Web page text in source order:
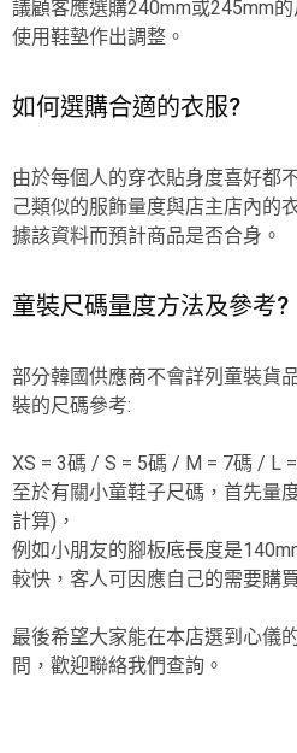
議顧客應選購240mm或245mm
使用鞋墊作出調整。
如何選購合適的衣服?
由於每個人的穿衣貼身度喜好都
己類似的服飾量度與店主店內的
據該資料而預計商品是否合身。
童裝尺碼量度方法及參考?
部分韓國供應商不會詳列童裝貨
裝的尺碼參考:
XS = 3碼 / S = 5碼 / M = 7碼 / L
至於有關小童鞋子尺碼，首先量
計算)，
例如小朋友的腳板底長度是
較快，客人可因應自己的需要購
最後希望大家能在本店選到心儀
問，歡迎聯絡我們查詢。